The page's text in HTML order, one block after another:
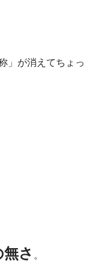
」が消えてちょっ
さ 。